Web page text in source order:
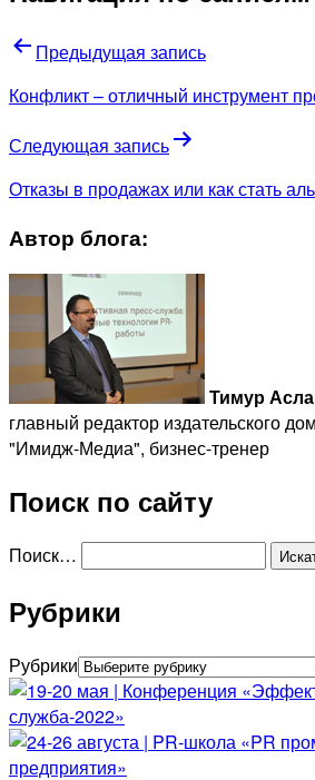
Предыдущая запись
Конфликт – отличный инструмент
Следующая запись
Отказы в продажах или как стать
Автор блога:
Тимур
главный редактор издательского
"Имидж-Медиа", бизнес-тренер
Поиск по сайту
Поиск…
Рубрики
Рубрики